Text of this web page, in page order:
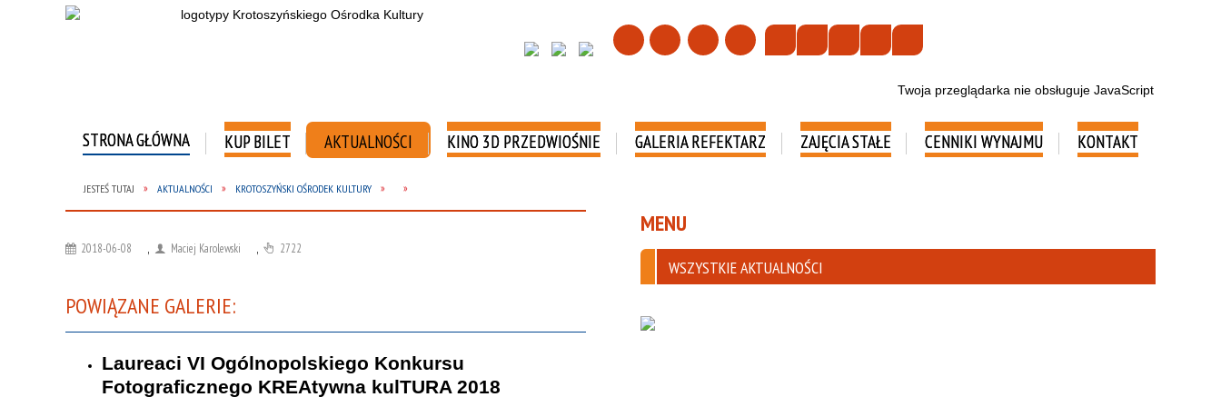
Twoja przeglądarka nie obsługuje JavaScript
STRONA GŁÓWNA KUP BILET AKTUALNOŚCI KINO 3D PRZEDWIOŚNIE GALERIA REFEKTARZ ZAJĘCIA STAŁE CENNIKI WYNAJMU KONTAKT
JESTEŚ TUTAJ AKTUALNOŚCI KROTOSZYŃSKI OŚRODEK KULTURY
2018-06-08 Maciej Karolewski 2722
POWIĄZANE GALERIE:
Laureaci VI Ogólnopolskiego Konkursu
Fotograficznego KREAtywna kulTURA 2018
MENU
WSZYSTKIE AKTUALNOŚCI